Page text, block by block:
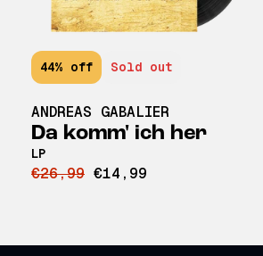
44% off Sold out
ANDREAS GABALIER
Da komm' ich her
LP
€26,99 €14,99